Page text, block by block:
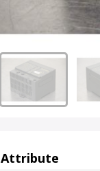
Attribute